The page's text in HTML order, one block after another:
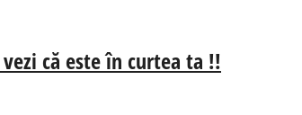
că este în curtea ta !!